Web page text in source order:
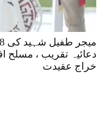
دعائیہ تقریب ، مسلح
خراج عقیدت